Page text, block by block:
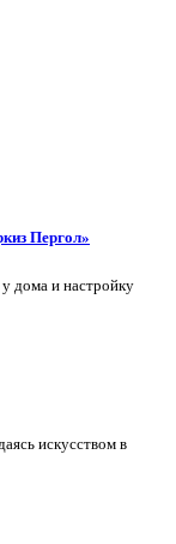
Пергол»
у дома и настройку
искусством в